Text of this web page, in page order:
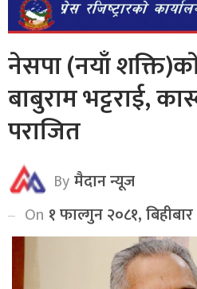
नेसपा (नयाँ
बाबुराम भट्टराई,
पराजित
Byमैदान न्यूज
On १ फाल्गुन २०८१,